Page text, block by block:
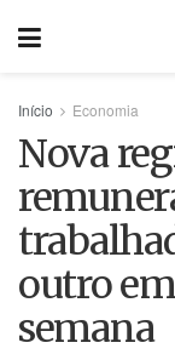
Início Economia
Nova
outro
semana